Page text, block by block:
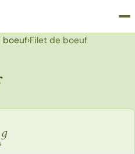
boeuf›Filet de boeuf